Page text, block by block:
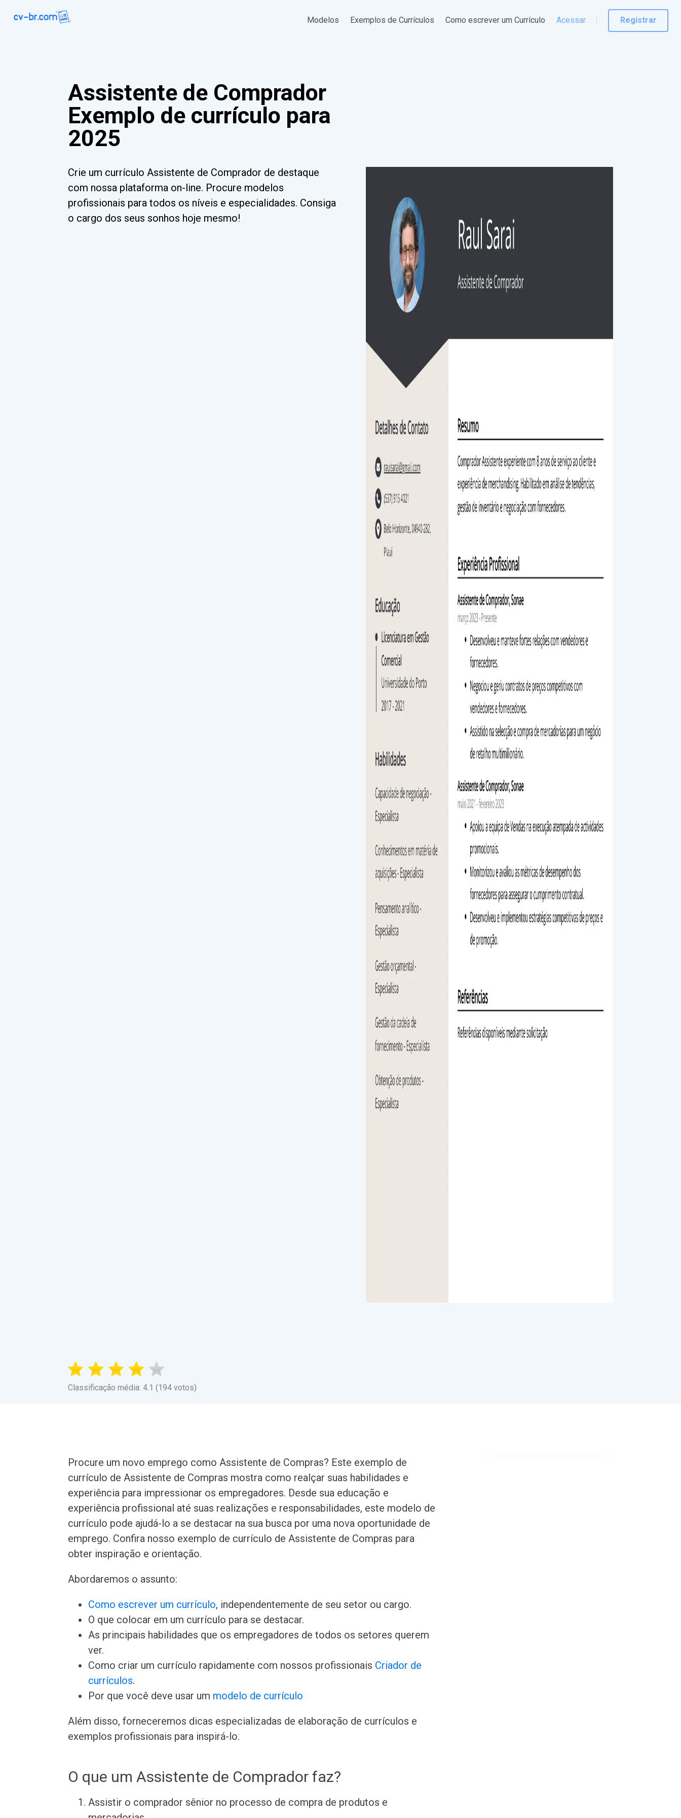
Modelos Exemplos de Currículos Como escrever um Currículo Acessar Registrar
Assistente de Comprador
Exemplo de currículo para
2025
Crie um currículo Assistente de Comprador de destaque
com nossa plataforma on-line. Procure modelos
profissionais para todos os níveis e especialidades. Consiga
o cargo dos seus sonhos hoje mesmo!
Classificação média: 4.1 (194 votos)
Procure um novo emprego como Assistente de Compras? Este exemplo de
currículo de Assistente de Compras mostra como realçar suas habilidades e
experiência para impressionar os empregadores. Desde sua educação e
experiência profissional até suas realizações e responsabilidades, este modelo de
currículo pode ajudá-lo a se destacar na sua busca por uma nova oportunidade de
emprego. Confira nosso exemplo de currículo de Assistente de Compras para
obter inspiração e orientação.
Abordaremos o assunto:
Como escrever um currículo, independentemente de seu setor ou cargo.
O que colocar em um currículo para se destacar.
As principais habilidades que os empregadores de todos os setores querem
ver.
Como criar um currículo rapidamente com nossos profissionais Criador de
currículos.
Por que você deve usar um modelo de currículo
Além disso, forneceremos dicas especializadas de elaboração de currículos e
exemplos profissionais para inspirá-lo.
O que um Assistente de Comprador faz?
Assistir o comprador sênior no processo de compra de produtos e